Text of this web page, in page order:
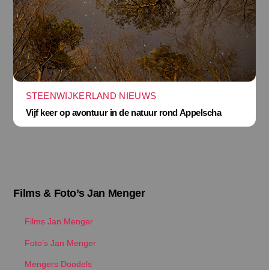
STEENWIJKERLAND NIEUWS
Vijf keer op avontuur in de natuur rond Appelscha
Films & Foto’s Jan Menger
Films Jan Menger
Foto’s Jan Menger
Mengers Doodels